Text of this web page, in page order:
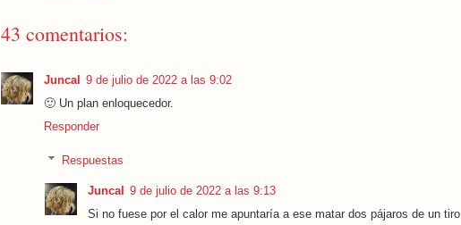
43 comentarios:
Juncal 9 de julio de 2022 a las 9:02
🙂 Un plan enloquecedor.
Responder
Respuestas
Juncal
9 de julio de 2022 a las 9:13
Si no fuese por el calor me apuntaría a ese matar dos pájaros de un tiro